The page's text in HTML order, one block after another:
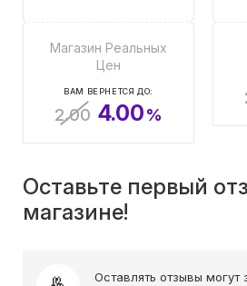
Магазин Реальных
Цен
ВАМ ВЕРНЕТСЯ ДО:
2.00 4.00%
Оставьте первый
магазине!
Оставлять отзывы могут